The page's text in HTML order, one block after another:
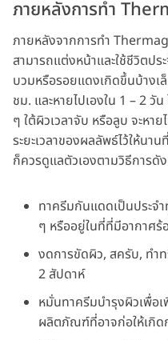
ภายหลังการทำ
ภายหลังจากการทำ
สามารถแต่งหน้าและใช้ชีวิตป
บวมหรือรอยแดงเกิดขึ้นบ้าง
ชม. และหายไปเองใน 1 – 2 วั
ๆ ใต้ผิวเวลาจับ หรือลูบ จะหา
ระยะเวลาของผลลัพธ์ไว้ให้น
ก็ควรดูแลตัวเองตามวิธีการดั
ทาครีมกันแดดเป็นประจ
ๆ หรืออยู่ในที่ที่มีอากาศ
งดการขัดผิว, สครับ, ทำ
2 สัปดาห์
หมั่นทาครีมบำรุงผิวเพื่อ
ผลิตภัณฑ์ที่อาจก่อให้เกิด